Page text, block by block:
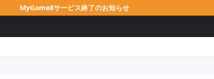
MyGame8サービス終了のお知らせ